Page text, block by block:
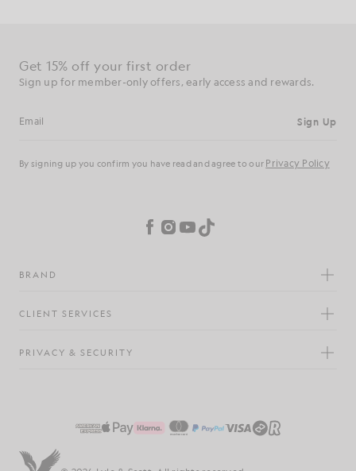
membres, d'un accès en avant-première et de récompenses.
Adresse e-mail
confidentialité
Facebook
Instagram
YouTube
TikTok
MARQUE
SERVICE CLIENTÈLE
CONFIDENTIALITÉ ET SÉCURITÉ